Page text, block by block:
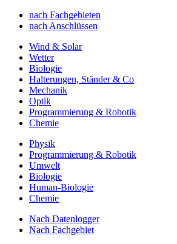
nach Fachgebieten
nach Anschlüssen
Wind & Solar
Wetter
Biologie
Halterungen, Ständer & Co
Mechanik
Optik
Programmierung & Robotik
Chemie
Physik
Programmierung & Robotik
Umwelt
Biologie
Human-Biologie
Chemie
Nach Datenlogger
Nach Fachgebiet